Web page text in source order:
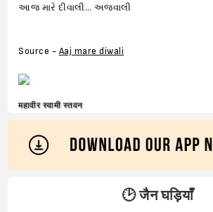
આજ મારે દીવાલી… અજવાલી
Source - Aaj mare diwali
महावीर स्वामी स्तवन
🕑 जैन घड़ियाँ